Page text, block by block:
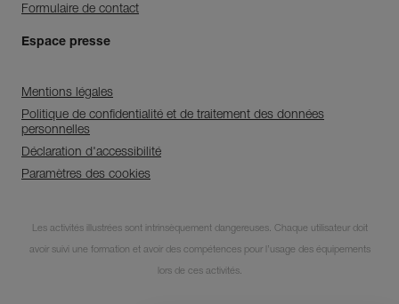
Découvrez ePPEcentre
Simplifiez le contrôle et le suivi de
votre parc d'EPI.
Formulaire de contact
Espace presse
Mentions légales
Politique de confidentialité et de traitement des données
personnelles
Déclaration d'accessibilité
Paramètres des cookies
Les activités illustrées sont intrinsèquement dangereuses. Chaque utilisateur doit
avoir suivi une formation et avoir des compétences pour l’usage des équipements
lors de ces activités.